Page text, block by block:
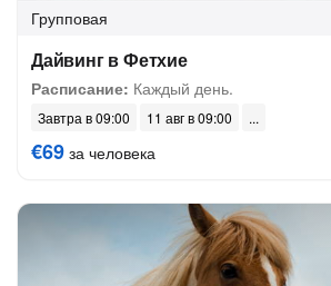
Групповая
Дайвинг в Фетхие
Расписание: Каждый день.
Завтра в 09:00 11 авг в 09:00
€69 за человека